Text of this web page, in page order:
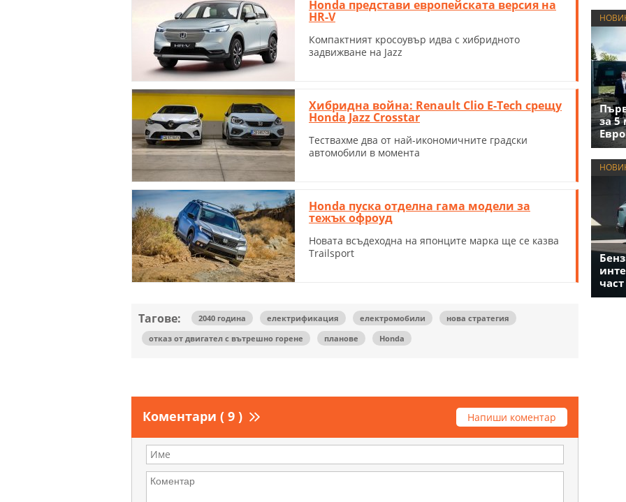
Honda представи европейската версия на
HR-V
Компактният кросоувър идва с хибридното
задвижване на Jazz
Хибридна война: Renault Clio E-Tech срещу
Honda Jazz Crosstar
Тествахме два от най-икономичните градски
автомобили в момента
Honda пуска отделна гама модели за
тежък офроуд
Новата всъдеходна на японците марка ще се казва
Trailsport
Тагове: 2040 година електрификация електромобили
нова стратегия
отказ от двигател с вътрешно горене
планове Honda
Коментари ( 9 ) Напиши коментар
за 5
част